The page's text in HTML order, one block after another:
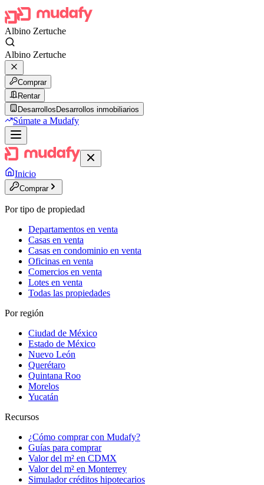
Albino Zertuche
Albino Zertuche
Comprar
Rentar
Desarrollos Desarrollos inmobiliarios
Súmate a Mudafy
Inicio
Comprar
Por tipo de propiedad
Departamentos en venta
Casas en venta
Casas en condominio en venta
Oficinas en venta
Comercios en venta
Lotes en venta
Todas las propiedades
Por región
Ciudad de México
Estado de México
Nuevo León
Querétaro
Quintana Roo
Morelos
Yucatán
Recursos
¿Cómo comprar con Mudafy?
Guías para comprar
Valor del m² en CDMX
Valor del m² en Monterrey
Simulador créditos hipotecarios